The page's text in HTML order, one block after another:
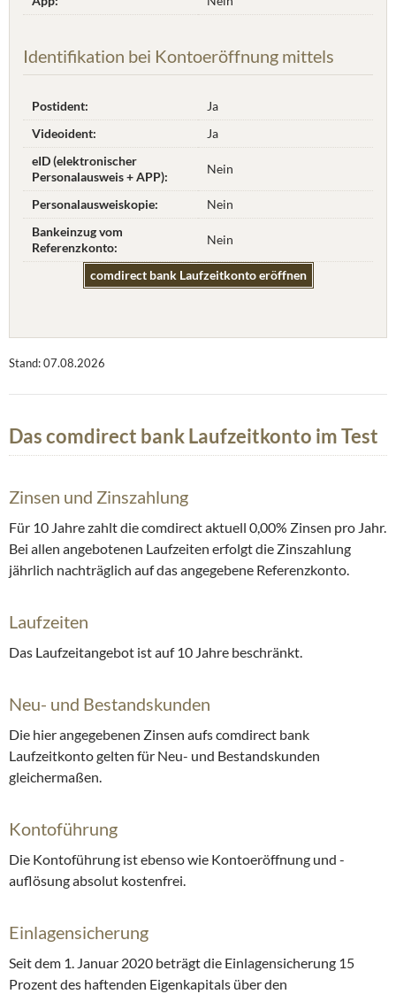
Identifikation bei Kontoeröffnung mittels
Postident:
Ja
Videoident:
Ja
eID (elektronischer
Personalausweis + APP):
Nein
Personalausweiskopie:
Nein
Bankeinzug vom
Referenzkonto:
Nein
comdirect bank Laufzeitkonto eröffnen
Stand: 07.08.2026
Das comdirect bank Laufzeitkonto im Test
Zinsen und Zinszahlung
Für 10 Jahre zahlt die comdirect aktuell 0,00% Zinsen pro Jahr.
Bei allen angebotenen Laufzeiten erfolgt die Zinszahlung
jährlich nachträglich auf das angegebene Referenzkonto.
Laufzeiten
Das Laufzeitangebot ist auf 10 Jahre beschränkt.
Neu- und Bestandskunden
Die hier angegebenen Zinsen aufs comdirect bank
Laufzeitkonto gelten für Neu- und Bestandskunden
gleichermaßen.
Kontoführung
Die Kontoführung ist ebenso wie Kontoeröffnung und -
auflösung absolut kostenfrei.
Einlagensicherung
Seit dem 1. Januar 2020 beträgt die Einlagensicherung 15
Prozent des haftenden Eigenkapitals über den